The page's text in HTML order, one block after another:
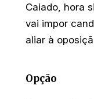
Caiado, hora
vai impor
aliar à
Opção